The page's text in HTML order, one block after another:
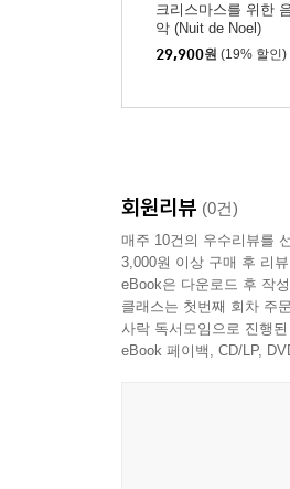
크리스마스를 위한
악 (Nuit de Noel)
29,900원 (19% 할인)
회원리뷰 (0건)
매주 10건의 우수리뷰를
3,000원 이상 구매 후 리
eBook은 다운로드 후 작
클래스는 첫번째 회차 주
사락 독서모임으로 진행
eBook 페이백, CD/LP,